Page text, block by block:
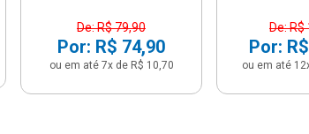
De: R$ 79,90
Por: R$ 74,90
ou em até 7x de R$ 10,70
De: R$
Por:
ou em até